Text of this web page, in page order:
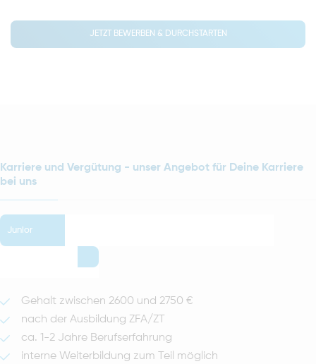
JETZT BEWERBEN & DURCHSTARTEN
Karriere und Vergütung - unser Angebot für Deine Karriere
bei uns
Junior
Gehalt zwischen 2600 und 2750 €
nach der Ausbildung ZFA/ZT
ca. 1-2 Jahre Berufserfahrung
interne Weiterbildung zum Teil möglich